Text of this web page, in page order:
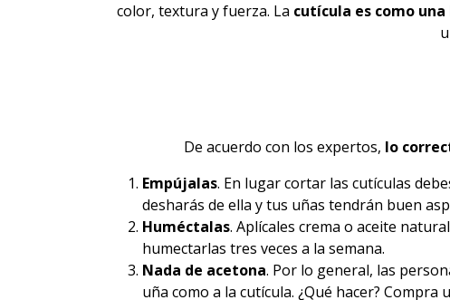
color, textura y fuerza. La cutícula es como
De acuerdo con los expertos, lo
Empújalas. En lugar cortar las cutículas
desharás de ella ytus uñas tendrán buen
Huméctalas. Aplícales crema o aceite
humectarlas tres veces a la semana.
Nada de acetona. Por lo general, las
uña como a la cutícula. ¿Qué hacer? Compra